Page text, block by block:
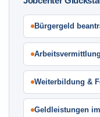
Bürgergeld
Arbeitsvermittlung
Weiterbildung &
Geldleistungen